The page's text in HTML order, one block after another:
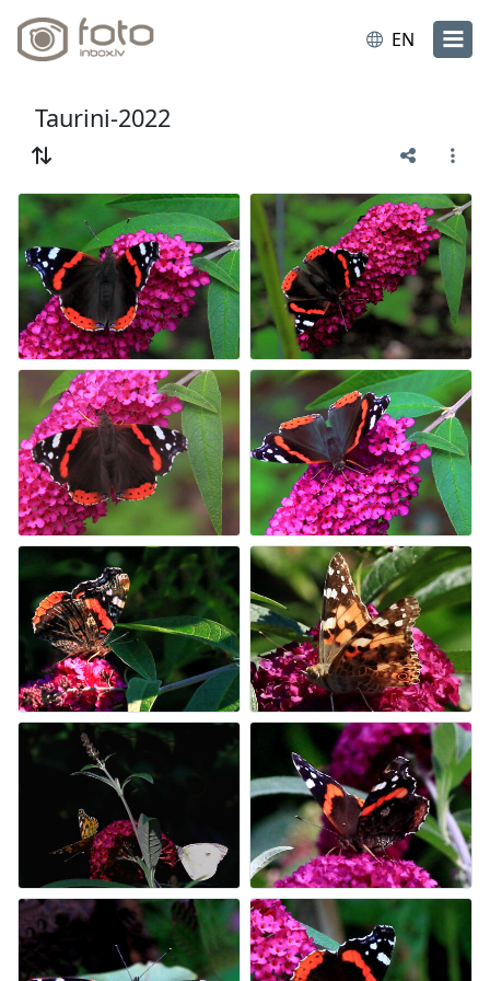
EN
Taurini-2022